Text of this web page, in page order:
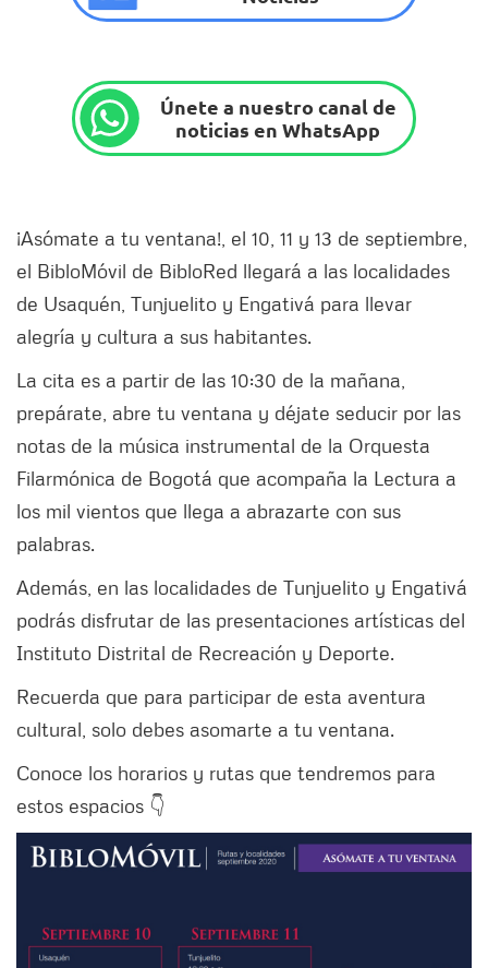
Únete a nuestro canal de
noticias en WhatsApp
¡Asómate a tu ventana!, el 10, 11 y 13 de septiembre,
el BibloMóvil de BibloRed llegará a las localidades
de Usaquén, Tunjuelito y Engativá para llevar
alegría y cultura a sus habitantes.
La cita es a partir de las 10:30 de la mañana,
prepárate, abre tu ventana y déjate seducir por las
notas de la música instrumental de la Orquesta
Filarmónica de Bogotá que acompaña la Lectura a
los mil vientos que llega a abrazarte con sus
palabras.
Además, en las localidades de Tunjuelito y Engativá
podrás disfrutar de las presentaciones artísticas del
Instituto Distrital de Recreación y Deporte.
Recuerda que para participar de esta aventura
cultural, solo debes asomarte a tu ventana.
Conoce los horarios y rutas que tendremos para
estos espacios 👇